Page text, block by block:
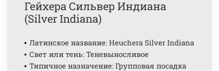
Гейхера Сильвер Индиана
(Silver Indiana)
Латинское название: Heuchera Silver Indiana
Свет или тень: Теневыносливое
Типичное назначение: Групповая посадка